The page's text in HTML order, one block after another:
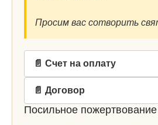
Просим вас сотворить
📄 Счет на оплату
📄 Договор
Посильное